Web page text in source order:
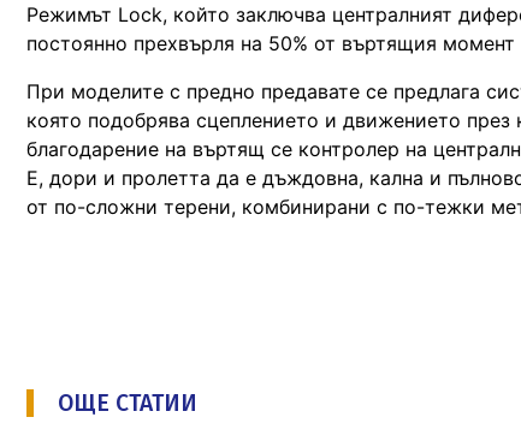
Режимът Lock, който заключва централният
постоянно прехвърля на 50% от въртящия момент
При моделите с предно предавате се предлага
която подобрява сцеплението и движението
благодарение на въртящ се контролер на
Е, дори и пролетта да е дъждовна, кална и
от по-сложни терени, комбинирани с по-тежки
ОЩЕ СТАТИИ